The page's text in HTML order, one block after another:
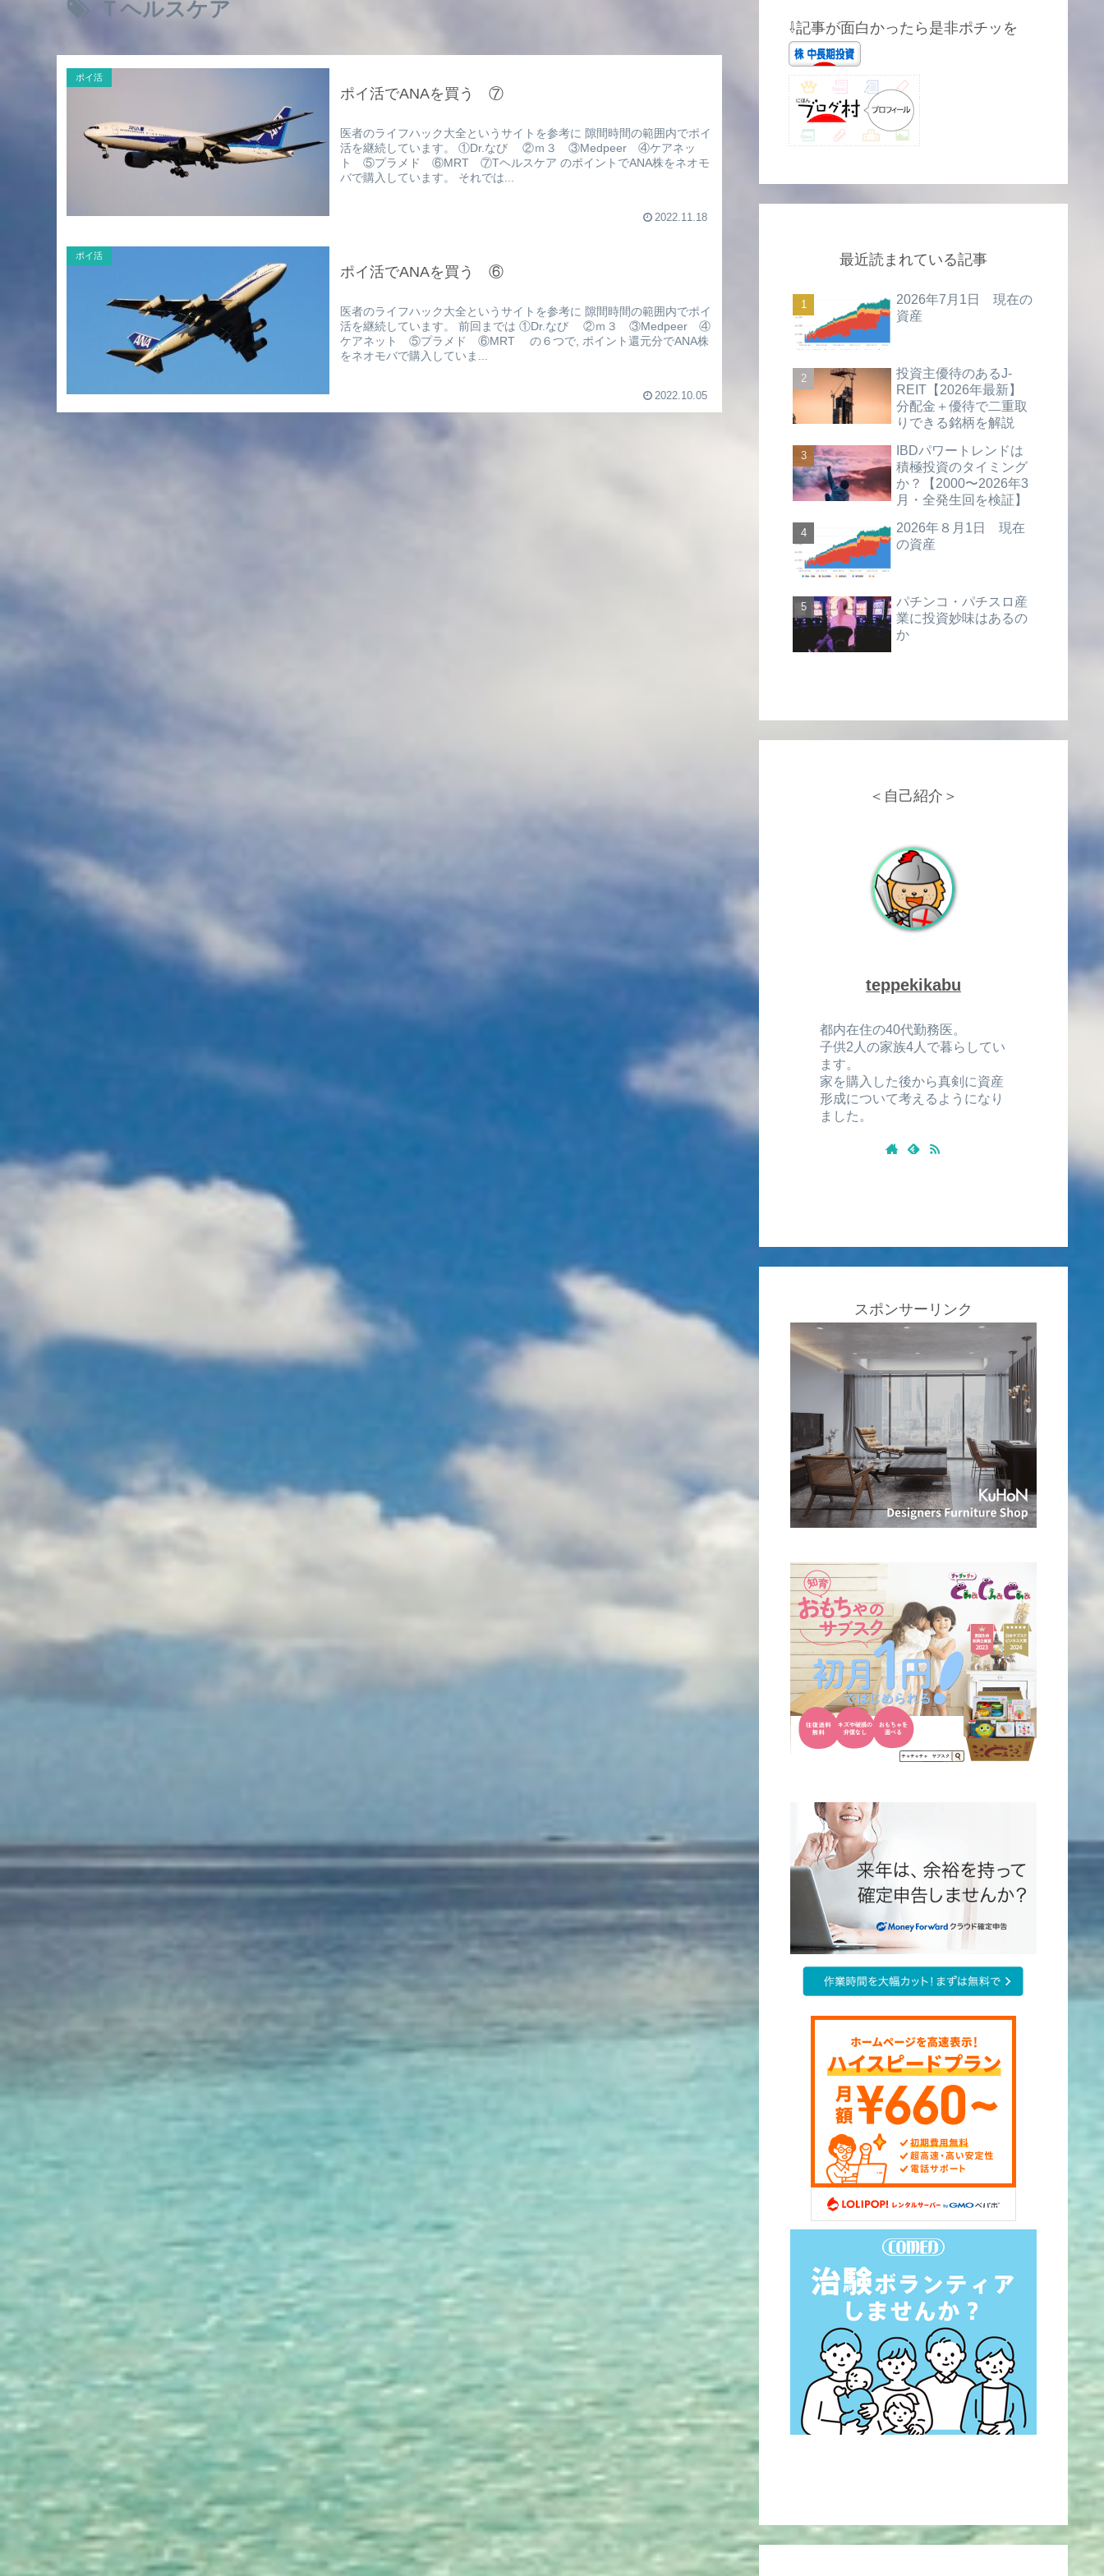
Ｔヘルスケア
ポイ活
ポイ活でANAを買う ⑦
医者のライフハック大全というサイトを参考に 隙間時間の範囲内でポイ
活を継続しています。 ①Dr.なび ②ｍ３ ③Medpeer ④ケアネッ
ト ⑤プラメド ⑥MRT ⑦Tヘルスケア のポイントでANA株をネオモ
バで購入しています。 それでは...
2022.11.18
ポイ活
ポイ活でANAを買う ⑥
医者のライフハック大全というサイトを参考に 隙間時間の範囲内でポイ
活を継続しています。 前回までは ①Dr.なび ②ｍ３ ③Medpeer ④
ケアネット ⑤プラメド ⑥MRT の６つで, ポイント還元分でANA株
をネオモバで購入していま...
2022.10.05
⇩記事が面白かったら是非ポチッを
最近読まれている記事
2026年7月1日 現在の
資産
投資主優待のあるJ-
REIT【2026年最新】
分配金＋優待で二重取
りできる銘柄を解説
IBDパワートレンドは
積極投資のタイミング
か？【2000〜2026年3
月・全発生回を検証】
2026年８月1日 現在
の資産
パチンコ・パチスロ産
業に投資妙味はあるの
か
＜自己紹介＞
teppekikabu
都内在住の40代勤務医。
子供2人の家族4人で暮らしてい
ます。
家を購入した後から真剣に資産
形成について考えるようになり
ました。
スポンサーリンク